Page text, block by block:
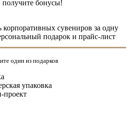
бонусы!
корпоративных сувениров за одну
подарок и прайс-лист
один из подарков
упаковка
проект